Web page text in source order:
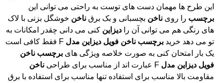
این طرح ها مهمان دست های توست به راحتی می توانی این
برچسب را روی ناخن بچسبانی و بک برق ناخن خوشگل بزنی با لاک
های رنگی هم می توانی آن را دیزاین کنی می دانی چقدر امکانات به
تو می دهد خرید برچسب ناخن فویل دیزاین مدل
F فقط کافی است
یک بار امتحان کنی به صورت خلاصه ویژگی های برچسب ناخن
فویل دیزاین مدل
ناخن
مقاومت بالا مناسب برای استفاده تنها مناسب برای استفاده با برق